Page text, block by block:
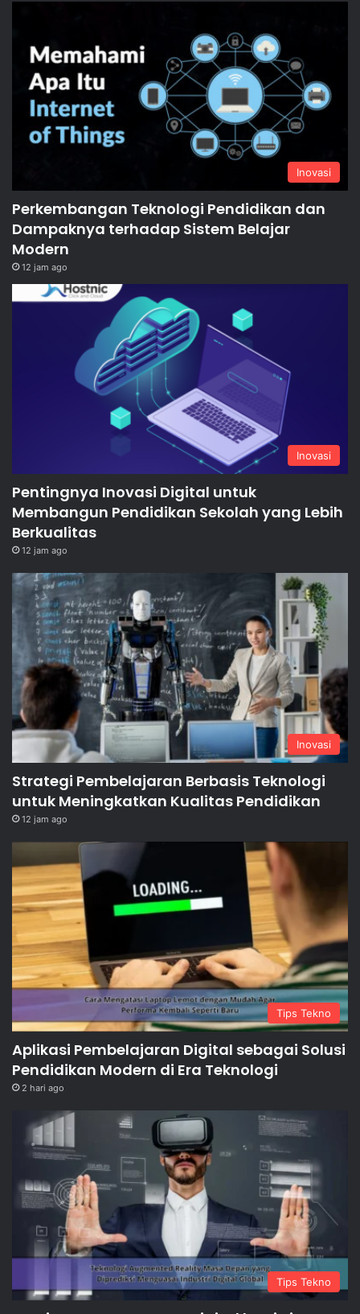
Inovasi
Perkembangan Teknologi Pendidikan dan
Dampaknya terhadap Sistem Belajar
Modern
12 jam ago
Inovasi
Pentingnya Inovasi Digital untuk
Membangun Pendidikan Sekolah yang Lebih
Berkualitas
12 jam ago
Inovasi
Strategi Pembelajaran Berbasis Teknologi
untuk Meningkatkan Kualitas Pendidikan
12 jam ago
Tips Tekno
Aplikasi Pembelajaran Digital sebagai Solusi
Pendidikan Modern di Era Teknologi
2 hari ago
Tips Tekno